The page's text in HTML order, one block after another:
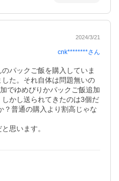
2024/3/21
cnk********さん
パックご飯を購入していま
た。それ自体は問題無いの
でゆめぴりかパックご飯追加
かし送られてきたのは3個だ
？普通の購入より割高じゃな
思います。